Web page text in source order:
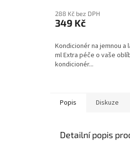
288 Kč bez DPH
349 Kč
Kondicionér na jemnou a
ml Extra péče o vaše
kondicionér...
Popis Diskuze
Detailní popis